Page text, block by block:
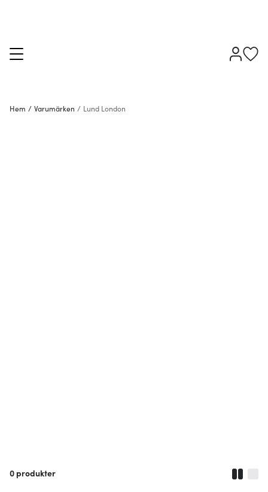
Hem / Varumärken / Lund London
0 produkter